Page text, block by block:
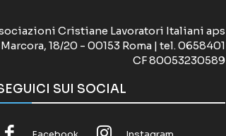
Cristiane Lavoratori Italiani aps
18/20 - 00153 Roma | tel. 0658401
CF 80053230589
SUI SOCIAL